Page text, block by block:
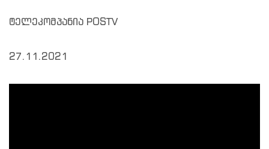
ტელეკომპანია POSTV
27.11.2021